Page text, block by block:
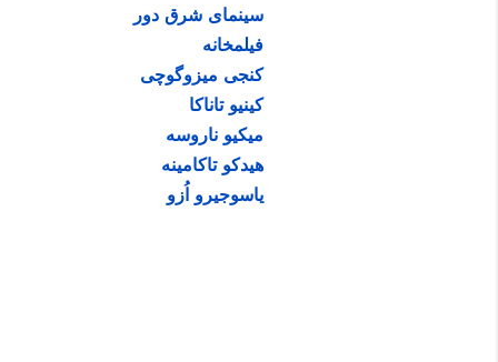
سینمای شرق دور
فیلمخانه
کنجی میزوگوچی
کینیو تاناکا
میکیو ناروسه
هیدکو تاکامینه
یاسوجیرو اُزو